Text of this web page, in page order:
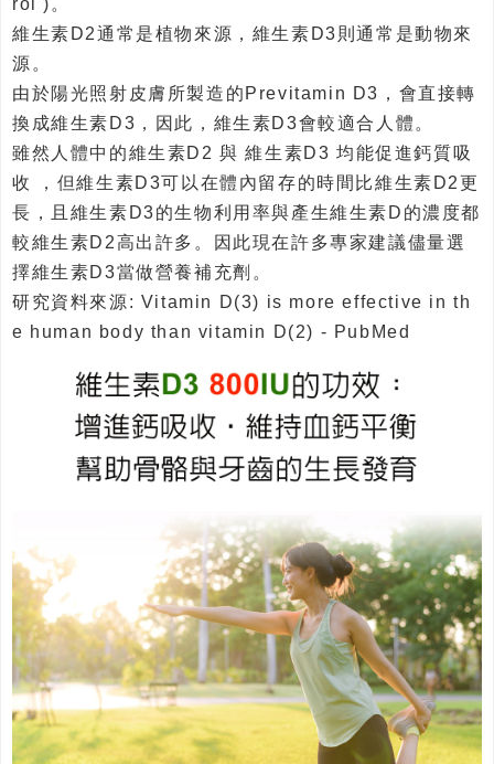
rol )。
維生素D2通常是植物來源，維生素D3則通常是動物來
源。
由於陽光照射皮膚所製造的Previtamin D3，會直接轉
換成維生素D3，因此，維生素D3會較適合人體。
雖然人體中的維生素D2 與 維生素D3 均能促進鈣質吸
收 ，但維生素D3可以在體內留存的時間比維生素D2更
長，且維生素D3的生物利用率與產生維生素D的濃度都
較維生素D2高出許多。因此現在許多專家建議儘量選
擇維生素D3當做營養補充劑。
研究資料來源: Vitamin D(3) is more effective in th
e human body than vitamin D(2) - PubMed